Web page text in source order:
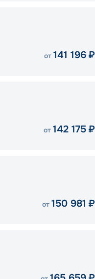
от 141 196 ₽
от 142 175 ₽
от 150 981 ₽